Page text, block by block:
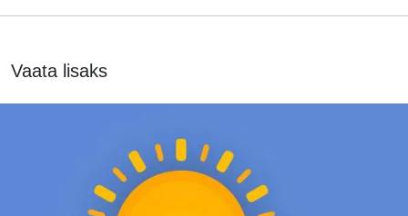
Vaata lisaks